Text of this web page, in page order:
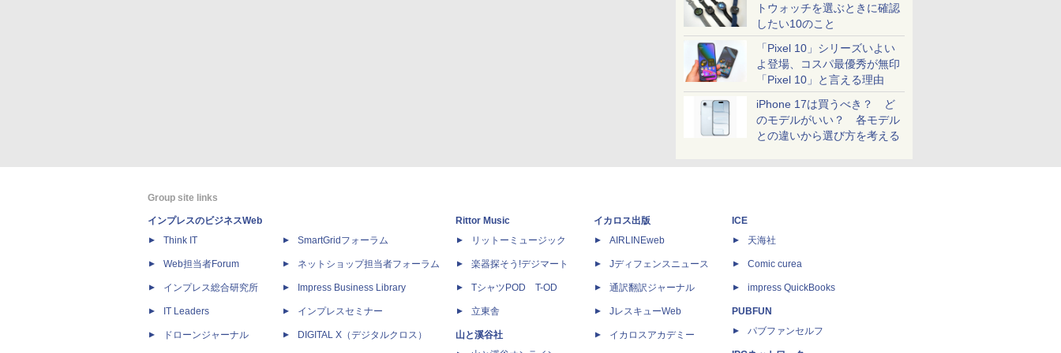
トウォッチを選ぶときに確認
したい10のこと
「Pixel 10」シリーズいよい
よ登場、コスパ最優秀が無印
「Pixel 10」と言える理由
iPhone 17は買うべき？ ど
のモデルがいい？ 各モデル
との違いから選び方を考える
Group site links
インプレスのビジネスWeb
Think IT
Web担当者Forum
インプレス総合研究所
IT Leaders
ドローンジャーナル
SmartGridフォーラム
ネットショップ担当者フォーラム
Impress Business Library
インプレスセミナー
DIGITAL X（デジタルクロス）
Rittor Music
リットーミュージック
楽器探そう!デジマート
TシャツPOD T-OD
立東舎
山と溪谷社
イカロス出版
AIRLINEweb
Jディフェンスニュース
通訳翻訳ジャーナル
JレスキューWeb
イカロスアカデミー
ICE
天海社
Comic curea
impress QuickBooks
PUBFUN
パブファンセルフ